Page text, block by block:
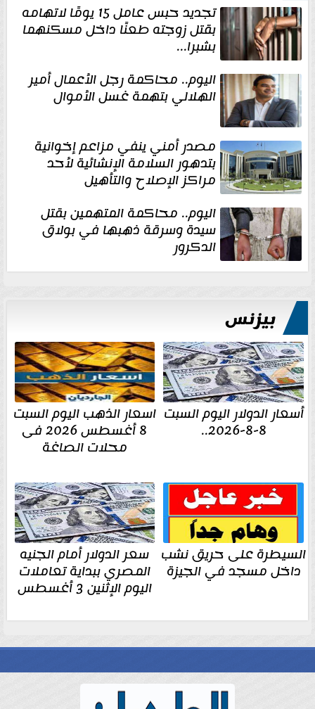
تجديد حبس عامل 15 يومًا لاتهامه
بقتل زوجته طعنًا داخل مسكنهما
بشبرا...
اليوم.. محاكمة رجل الأعمال أمير
الهلالي بتهمة غسل الأموال
مصدر أمني ينفي مزاعم إخوانية
بتدهور السلامة الإنشائية لأحد
مراكز الإصلاح والتأهيل
اليوم.. محاكمة المتهمين بقتل
سيدة وسرقة ذهبها في بولاق
الدكرور
بيزنس
أسعار الدولار اليوم السبت
8-8-2026..
اسعار الذهب اليوم السبت
8 أغسطس 2026 فى
محلات الصاغة
السيطرة على حريق نشب
داخل مسجد في الجيزة
سعر الدولار أمام الجنيه
المصري ببداية تعاملات
اليوم الإثنين 3 أغسطس